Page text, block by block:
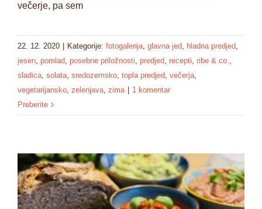
večerje, pa sem
22. 12. 2020 Kategorije: fotogalerija, glavna jed, hladna predjed,
jesen, pomlad, posebne priložnosti, predjed, recepti, ribe & co.,
sladica, solata, sredozemsko, topla predjed, večerja,
vegetarijansko, zelenjava, zima
1 komentar
Preberite